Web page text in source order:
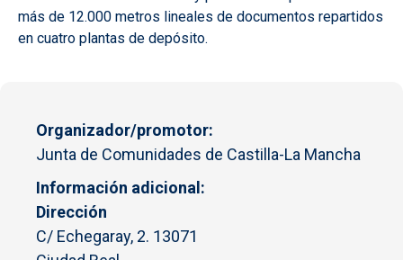
más de 12.000 metros lineales de documentos repartidos
en cuatro plantas de depósito.
Organizador/promotor
Junta de Comunidades de Castilla-La Mancha
Información adicional
Dirección
C/ Echegaray, 2. 13071